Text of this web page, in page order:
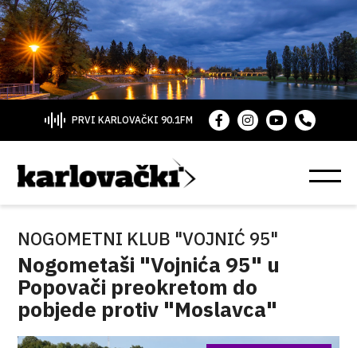
PRVI KARLOVAČKI 90.1FM
NOGOMETNI KLUB "VOJNIĆ 95"
Nogometaši "Vojnića 95" u
Popovači preokretom do
pobjede protiv "Moslavca"